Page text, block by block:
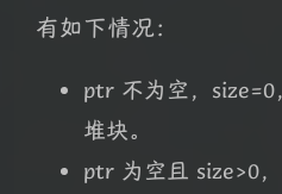
有如下情况：
ptr 不为空，
堆块。
ptr 为空且 size>0